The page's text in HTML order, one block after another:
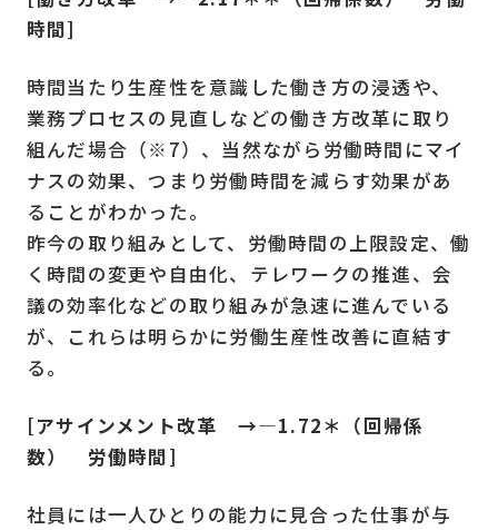
時間]
時間当たり生産性を意識した働き方の浸透や、
業務プロセスの見直しなどの働き方改革に取り
組んだ場合（※7）、当然ながら労働時間にマイ
ナスの効果、つまり労働時間を減らす効果があ
ることがわかった。
昨今の取り組みとして、労働時間の上限設定、働
く時間の変更や自由化、テレワークの推進、会
議の効率化などの取り組みが急速に進んでいる
が、これらは明らかに労働生産性改善に直結す
る。
[アサインメント改革 →―1.72＊（回帰係
数） 労働時間]
社員には一人ひとりの能力に見合った仕事が与